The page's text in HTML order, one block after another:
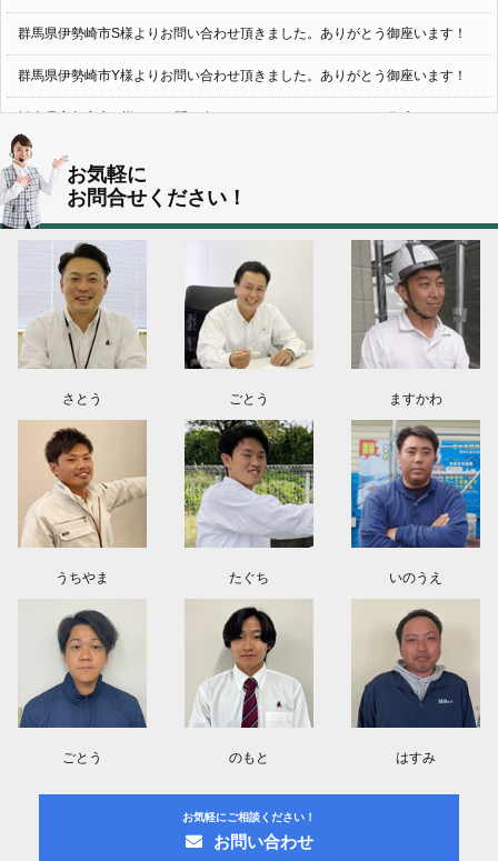
群馬県伊勢崎市S様よりお問い合わせ頂きました。ありがとう御座います！
群馬県伊勢崎市Y様よりお問い合わせ頂きました。ありがとう御座います！
栃木県宇都宮市U様よりお問い合わせ頂きました。ありがとう御座います！
2026.08.05
群馬県伊勢崎市N様よりお問い合わせ頂きました。ありがとう御座います！
群馬県高崎市O様よりお問い合わせ頂きました。ありがとう御座います！
埼玉県上尾市K様よりお問い合わせ頂きました。ありがとう御座います！
東京都日野市K様よりお問い合わせ頂きました。ありがとう御座います！
群馬県伊勢崎市M様よりお問い合わせ頂きました。ありがとう御座います！
お気軽に
お問合せください！
さとう ごとう ますかわ
うちやま たぐち いのうえ
ごとう のもと はすみ
お気軽にご相談ください！
お問い合わせ